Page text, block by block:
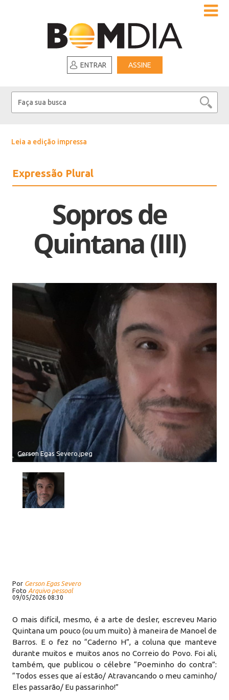
ENTRAR ASSINE
Leia a edição impressa
Expressão Plural
Sopros de
Quintana (III)
Gerson Egas Severo.jpeg
Por Gerson Egas Severo
Foto Arquivo pessoal
09/05/2026 08:30
O mais difícil, mesmo, é a arte de desler, escreveu Mario
Quintana um pouco (ou um muito) à maneira de Manoel de
Barros. E o fez no “Caderno H”, a coluna que manteve
durante muitos e muitos anos no Correio do Povo. Foi ali,
também, que publicou o célebre “Poeminho do contra”:
“Todos esses que aí estão/ Atravancando o meu caminho/
Eles passarão/ Eu passarinho!”